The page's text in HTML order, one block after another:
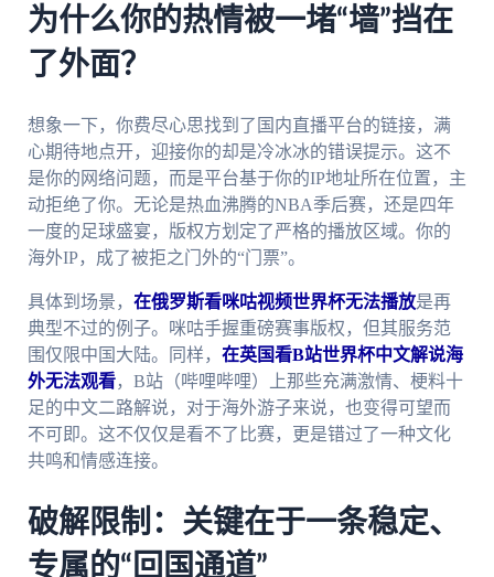
为什么你的热情被一堵“墙”挡在
了外面？
想象一下，你费尽心思找到了国内直播平台的链接，满
心期待地点开，迎接你的却是冷冰冰的错误提示。这不
是你的网络问题，而是平台基于你的IP地址所在位置，主
动拒绝了你。无论是热血沸腾的NBA季后赛，还是四年
一度的足球盛宴，版权方划定了严格的播放区域。你的
海外IP，成了被拒之门外的“门票”。
具体到场景， 在俄罗斯看咪咕视频世界杯无法播放是再
典型不过的例子。咪咕手握重磅赛事版权，但其服务范
围仅限中国大陆。同样， 在英国看B站世界杯中文解说海
外无法观看，B站（哔哩哔哩）上那些充满激情、梗料十
足的中文二路解说，对于海外游子来说，也变得可望而
不可即。这不仅仅是看不了比赛，更是错过了一种文化
共鸣和情感连接。
破解限制：关键在于一条稳定、
专属的“回国通道”